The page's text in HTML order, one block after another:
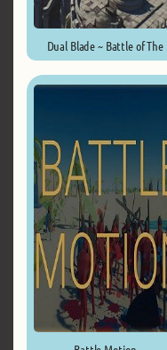
Dual Blade ~ Battle of The ...